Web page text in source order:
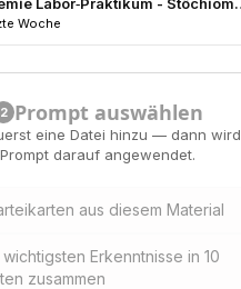
Woche
2 Prompt auswählen
eine Datei hinzu — dann
Prompt darauf angewendet.
aus diesem Material
Erkenntnisse in 10
zusammen